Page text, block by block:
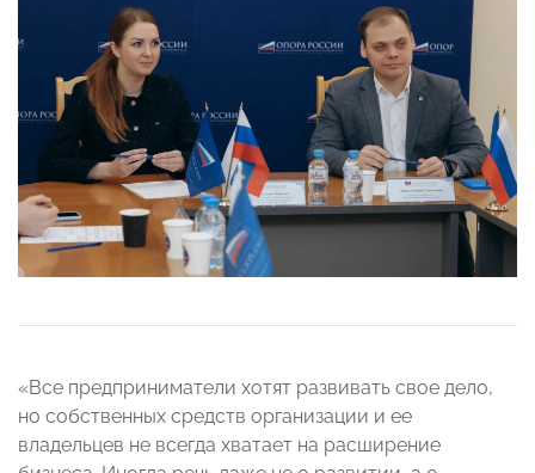
«Все предприниматели хотят развивать свое дело,
но собственных средств организации и ее
владельцев не всегда хватает на расширение